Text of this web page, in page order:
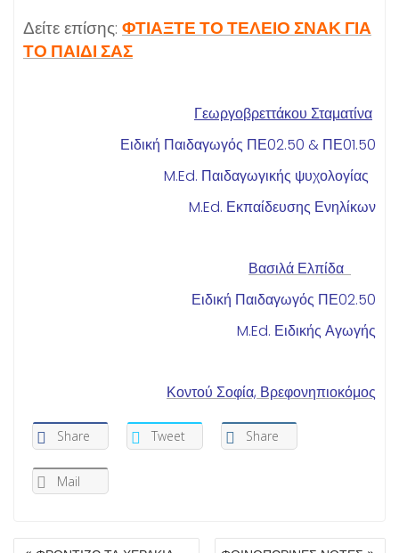
Δείτε επίσης: ΦΤΙΑΞΤΕ ΤΟ ΤΕΛΕΙΟ ΣΝΑΚ ΓΙΑ
ΤΟ ΠΑΙΔΙ ΣΑΣ
Γεωργοβρεττάκου Σταματίνα
Ειδική Παιδαγωγός ΠΕ02.50 & ΠΕ01.50
M.Ed. Παιδαγωγικής ψυχολογίας
M.Ed. Εκπαίδευσης Ενηλίκων
Βασιλά Ελπίδα
Ειδική Παιδαγωγός ΠΕ02.50
M.Ed. Ειδικής Αγωγής
Κοντού Σοφία, Βρεφονηπιοκόμος
Share Tweet Share
Mail
ΠΛΟΉΓΗΣΗ